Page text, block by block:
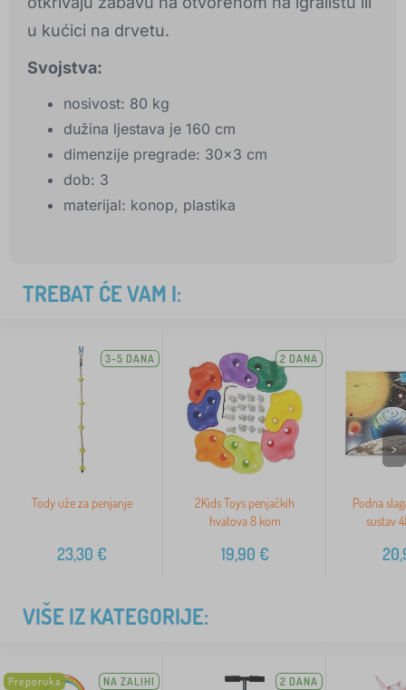
u kućici na drvetu.
Svojstva:
nosivost: 80 kg
dužina ljestava je 160 cm
dimenzije pregrade: 30x3 cm
dob: 3
materijal: konop, plastika
TREBAT ĆE VAM I:
3-5 DANA
Tody uže za penjanje
23,30 €
2 DANA
2Kids Toys penjačkih
hvatova 8 kom
19,90 €
Podna
sustav
>
VIŠE IZ KATEGORIJE:
Preporuka NA ZALIHI 2 DANA